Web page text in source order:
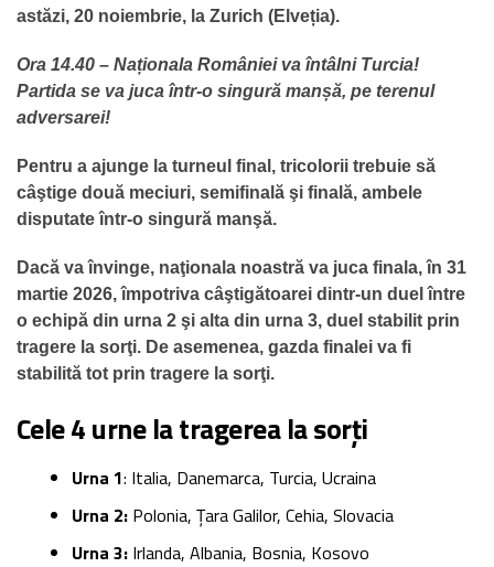
astăzi, 20 noiembrie, la Zurich (Elveția).
Ora 14.40 – Naționala României va întâlni Turcia!
Partida se va juca într-o singură manșă, pe terenul
adversarei!
Pentru a ajunge la turneul final, tricolorii trebuie să
câştige două meciuri, semifinală şi finală, ambele
disputate într-o singură manşă.
Dacă va învinge, naţionala noastră va juca finala, în 31
martie 2026, împotriva câştigătoarei dintr-un duel între
o echipă din urna 2 şi alta din urna 3, duel stabilit prin
tragere la sorţi. De asemenea, gazda finalei va fi
stabilită tot prin tragere la sorţi.
Cele 4 urne la tragerea la sorți
Urna 1: Italia, Danemarca, Turcia, Ucraina
Urna 2: Polonia, Țara Galilor, Cehia, Slovacia
Urna 3: Irlanda, Albania, Bosnia, Kosovo